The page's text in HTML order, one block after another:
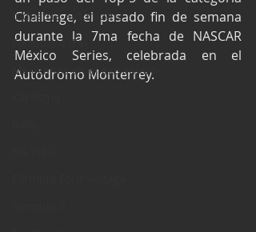
Industria Automotriz
Fórmula 4 (F4)
Mexicanos en el extranjero
Challenge, el pasado fin de semana
durante la 7ma fecha de NASCAR
México Series, celebrada en el
Autódromo Monterrey.